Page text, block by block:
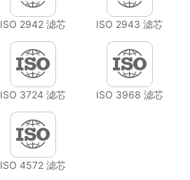
ISO 2942 滤芯 ISO 2943 滤芯
ISO 3724 滤芯 ISO 3968 滤芯
ISO 4572 滤芯